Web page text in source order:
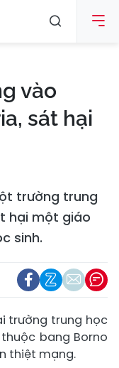
vào
sát hại
trường trung
hại một giáo
sinh.
trường trung học
bang Borno
thiệt mạng.